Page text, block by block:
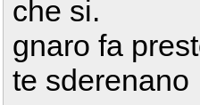
che si.
gnaro fa
te sderenano